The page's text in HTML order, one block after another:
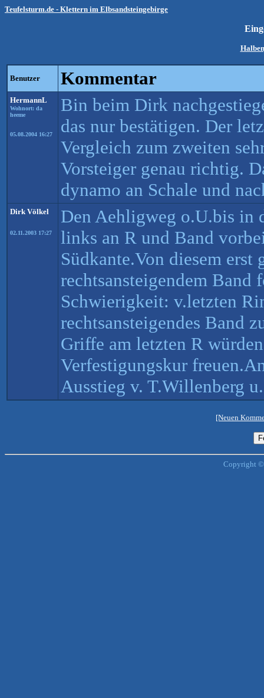
Teufelsturm.de - Klettern im Elbsandsteingebirge
Benutzer Kommentar
HermannL
Wohnort: da
heeme
05.08.2004 16:27
Bin beim Dirk
das nur bestätigen. Der
Vergleich zum zweiten
Vorsteiger genau richtig.
dynamo an Schale und
Dirk Völkel
02.11.2003 17:27
Den Aehligweg o.U.bis in
links an R und Band
Südkante.Von diesem erst
rechtsansteigendem Band
Schwierigkeit: v.letzten
rechtsansteigendes Band
Griffe am letzten R
Verfestigungskur
Ausstieg v. T.Willenberg
[Neuen
Copyright ©